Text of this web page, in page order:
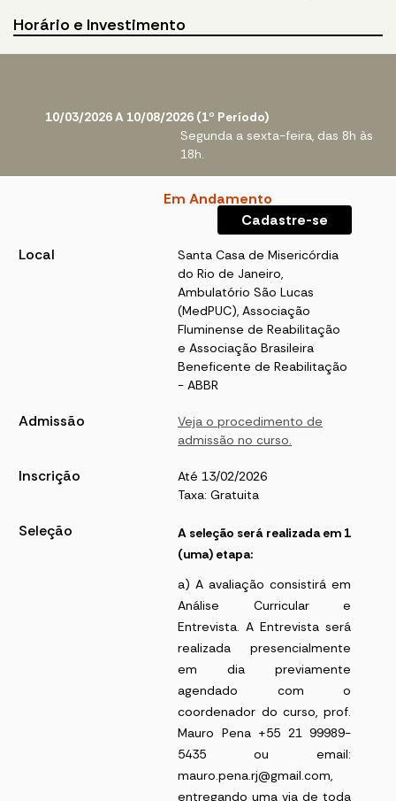
Horário e Investimento
10/03/2026 A 10/08/2026 (1º Período)
Segunda a sexta-feira, das 8h às
18h.
Em Andamento
Cadastre-se
Local
Santa Casa de Misericórdia
do Rio de Janeiro,
Ambulatório São Lucas
(MedPUC), Associação
Fluminense de Reabilitação
e Associação Brasileira
Beneficente de Reabilitação
- ABBR
Admissão
Veja o procedimento de
admissão no curso.
Inscrição
Até 13/02/2026
Taxa: Gratuita
Seleção
A seleção será realizada em 1
(uma) etapa:
a) A avaliação consistirá em
Análise Curricular e
Entrevista. A Entrevista será
realizada presencialmente
em dia previamente
agendado com o
coordenador do curso, prof.
Mauro Pena +55 21 99989-
5435 ou email:
mauro.pena.rj@gmail.com,
entregando uma via de toda